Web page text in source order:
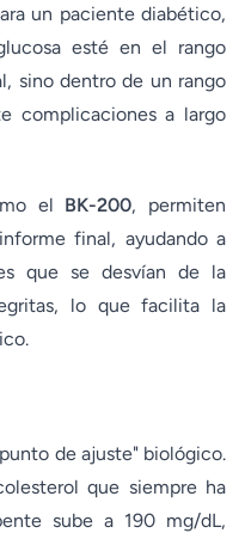
un paciente diabético,
esté en el rango
sino dentro de un rango
complicaciones a largo
el BK-200, permiten
final, ayudando a
que se desvían de la
lo que facilita la
de ajuste" biológico.
que siempre ha
sube a 190 mg/dL,